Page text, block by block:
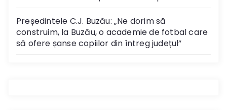
Președintele C.J. Buzău: „Ne dorim să
construim, la Buzău, o academie de fotbal care
să ofere șanse copiilor din întreg județul”